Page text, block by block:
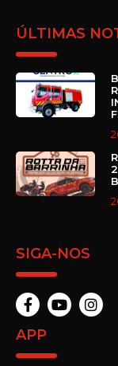
ÚLTIMAS
SIGA-NOS
APP